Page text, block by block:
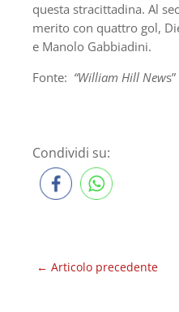
questa stracittadina. Al
merito con quattro gol,
e Manolo Gabbiadini.
Fonte: “William Hill News”
Condividi su:
← Articolo precedente